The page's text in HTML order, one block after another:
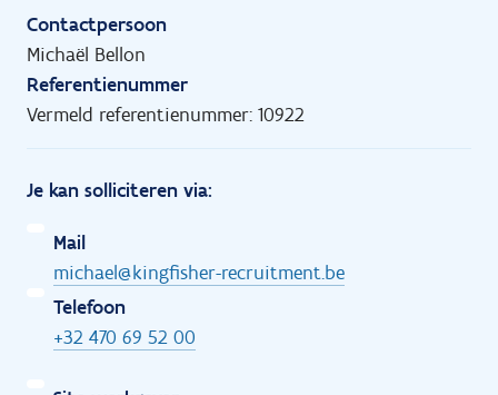
Contactpersoon
Michaël Bellon
Referentienummer
Vermeld referentienummer: 10922
Je kan solliciteren via:
Mail
michael@kingfisher-recruitment.be
Telefoon
+32 470 69 52 00